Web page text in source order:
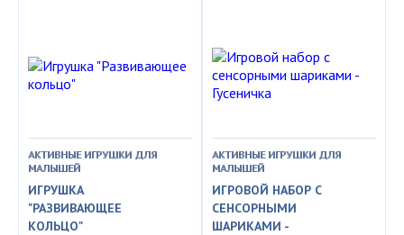
АКТИВНЫЕ ИГРУШКИ ДЛЯ
МАЛЫШЕЙ
ИГРУШКА
"РАЗВИВАЮЩЕЕ
КОЛЬЦО"
АКТИВНЫЕ ИГРУШКИ ДЛЯ
МАЛЫШЕЙ
ИГРОВОЙ НАБОР С
СЕНСОРНЫМИ
ШАРИКАМИ -